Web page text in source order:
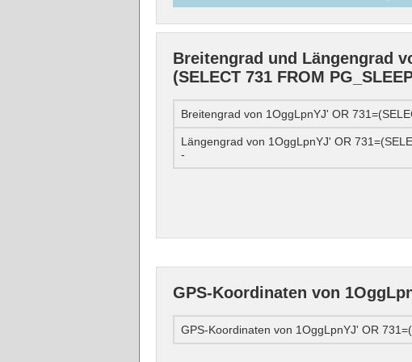
Breitengrad und Längengrad
(SELECT 731 FROM
Breitengrad von 1OggLpnYJ' OR
Längengrad von 1OggLpnYJ' OR
-
GPS-Koordinaten von
GPS-Koordinaten von 1OggLpnYJ' OR